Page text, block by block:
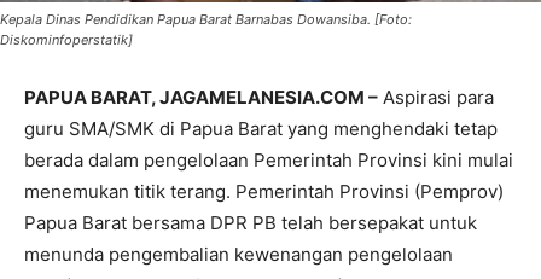
Kepala Dinas Pendidikan Papua Barat Barnabas Dowansiba. [Foto:
Diskominfoperstatik]
PAPUA BARAT, JAGAMELANESIA.COM – Aspirasi para
guru SMA/SMK di Papua Barat yang menghendaki tetap
berada dalam pengelolaan Pemerintah Provinsi kini mulai
menemukan titik terang. Pemerintah Provinsi (Pemprov)
Papua Barat bersama DPR PB telah bersepakat untuk
menunda pengembalian kewenangan pengelolaan